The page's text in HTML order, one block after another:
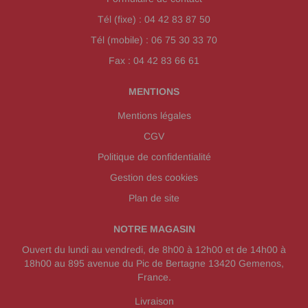
Tél (fixe) : 04 42 83 87 50
Tél (mobile) : 06 75 30 33 70
Fax : 04 42 83 66 61
MENTIONS
Mentions légales
CGV
Politique de confidentialité
Gestion des cookies
Plan de site
NOTRE MAGASIN
Ouvert du lundi au vendredi, de 8h00 à 12h00 et de 14h00 à
18h00 au 895 avenue du Pic de Bertagne 13420 Gemenos,
France.
Livraison